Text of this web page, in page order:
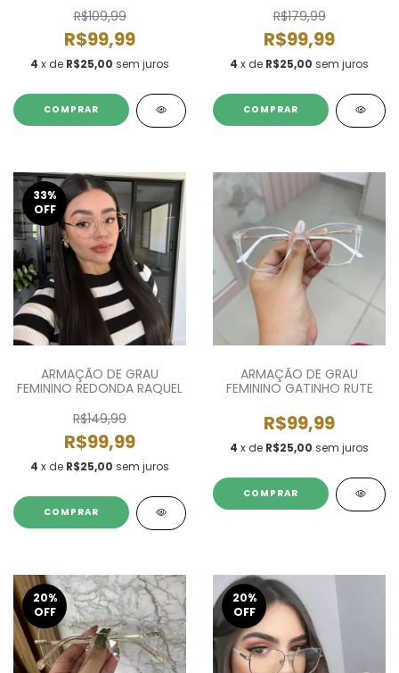
R$109,99
R$99,99
4 x de R$25,00 sem juros
COMPRAR
R$179,99
R$99,99
4 x de R$25,00 sem juros
COMPRAR
33%
OFF
ARMAÇÃO DE GRAU
FEMININO REDONDA RAQUEL
R$149,99
R$99,99
4 x de R$25,00 sem juros
COMPRAR
ARMAÇÃO DE GRAU
FEMININO GATINHO RUTE
R$99,99
4 x de R$25,00 sem juros
COMPRAR
20%
OFF
20%
OFF